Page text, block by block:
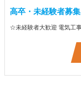
高卒・未経験者募集